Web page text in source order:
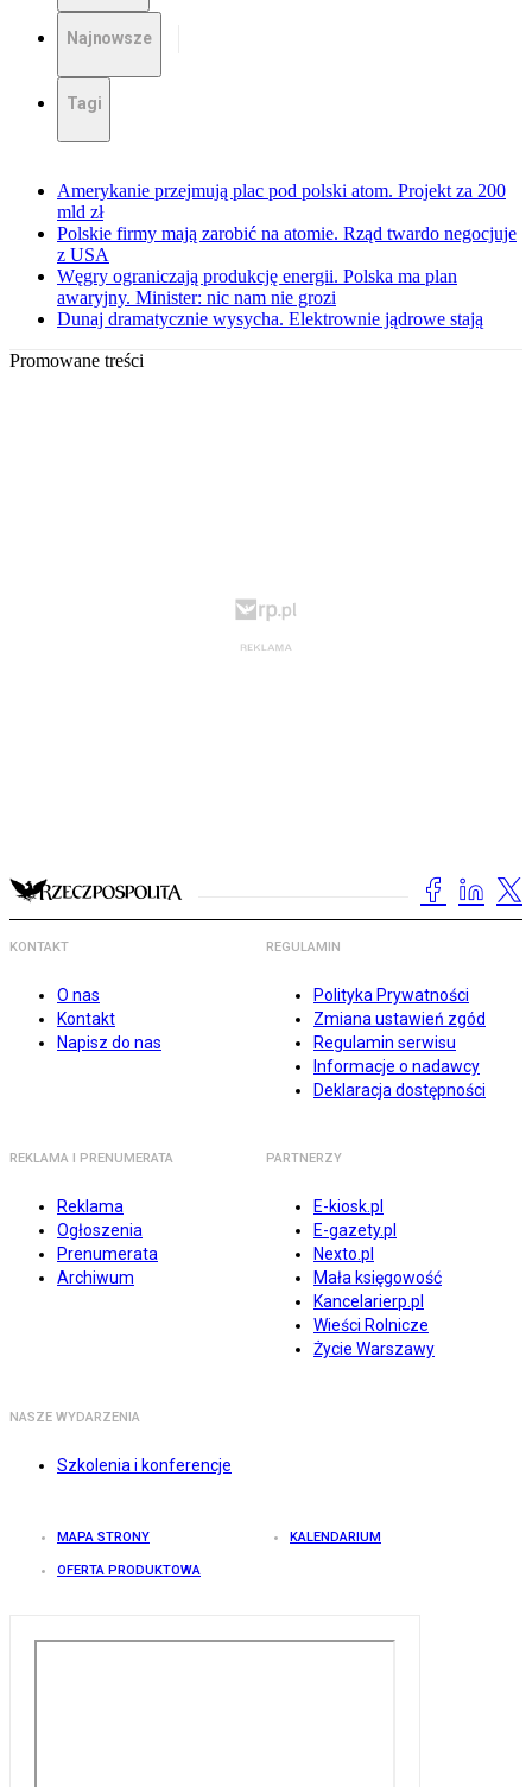
Najnowsze
Tagi
Amerykanie przejmują plac pod polski atom. Projekt za 200
mld zł
Polskie firmy mają zarobić na atomie. Rząd twardo negocjuje
z USA
Węgry ograniczają produkcję energii. Polska ma plan
awaryjny. Minister: nic nam nie grozi
Dunaj dramatycznie wysycha. Elektrownie jądrowe stają
Promowane treści
KONTAKT
O nas
Kontakt
Napisz do nas
REGULAMIN
Polityka Prywatności
Zmiana ustawień zgód
Regulamin serwisu
Informacje o nadawcy
Deklaracja dostępności
REKLAMA I PRENUMERATA
Reklama
Ogłoszenia
Prenumerata
Archiwum
PARTNERZY
E-kiosk.pl
E-gazety.pl
Nexto.pl
Mała księgowość
Kancelarierp.pl
Wieści Rolnicze
Życie Warszawy
NASZE WYDARZENIA
Szkolenia i konferencje
MAPA STRONY KALENDARIUM
OFERTA PRODUKTOWA